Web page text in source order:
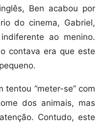
Ben acabou por
do cinema, Gabriel,
ao menino.
contava era que este
tentou “meter-se” com
dos animais, mas
Contudo, este